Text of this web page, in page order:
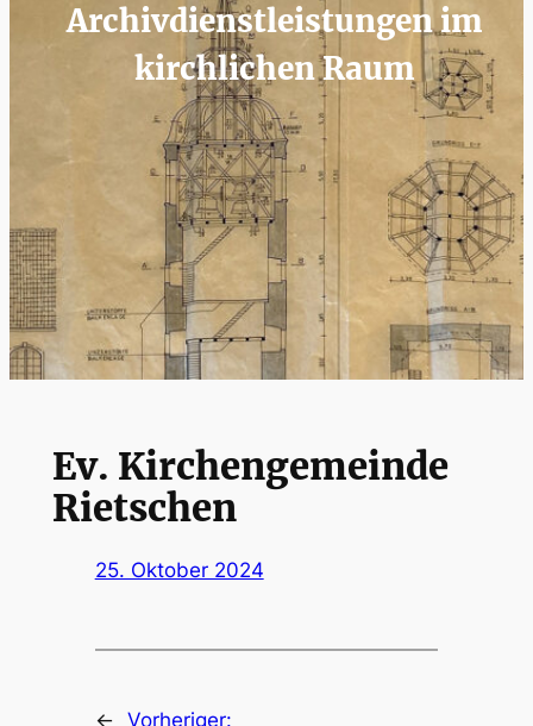
Archivdienstleistungen im
kirchlichen Raum
Ev. Kirchengemeinde
Rietschen
25. Oktober 2024
← Vorheriger: